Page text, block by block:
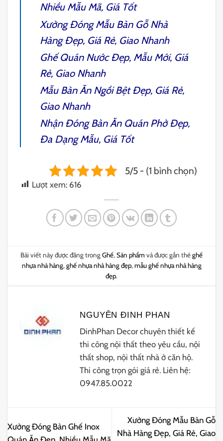
Nhiều Mẫu Mã, Giá Tốt
Xưởng Đóng Mẫu Bàn Gỗ Nhà
HàngĐẹp, Giá Rẻ, Giao Nhanh
Ghế Quán NướcĐẹp, Mẫu Mới, Giá
Rẻ, Giao Nhanh
Mẫu Bàn Ăn Ngồi BệtĐẹp, Giá Rẻ,
Giao Nhanh
Nhận ĐóngBàn Ăn Quán PhởĐẹp,
Đa Dạng Mẫu, Giá Tốt
5/5 - (1 bình chọn)
Lượt xem: 616
Bài viết này được đăng trongGhế, Sản phẩm và được gắn thẻghế
nhựa nhà hàng, ghế nhựa nhà hàng đẹp, mẫu ghế nhựa nhà hàng
đẹp.
NGUYÊN ĐINH PHAN
DinhPhan Decor chuyên thiết kế
thi công nội thất theo yêu cầu, nội
thất shop, nội thất nhà ở căn hộ.
Thi công trọn gói giá rẻ. Liên hệ:
0947.85.0022
Xưởng Đóng Bàn Ghế Inox
Xưởng Đóng Mẫu Bàn Gỗ
Nhà Hàng Đẹp, Giá Rẻ, Giao